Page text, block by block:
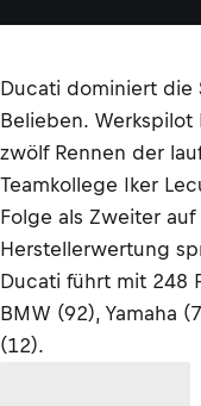
Ducati dominiert die
Belieben.
zwölf Rennen der
Teamkollege Iker
Folge als Zweiter
Herstellerwertung
Ducati führt mit 248
BMW (92), Yamaha
(12).